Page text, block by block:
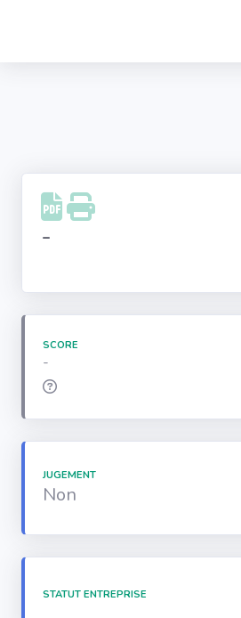
Facebook
Instagram
-
SCORE
-
JUGEMENT
Non
STATUT ENTREPRISE